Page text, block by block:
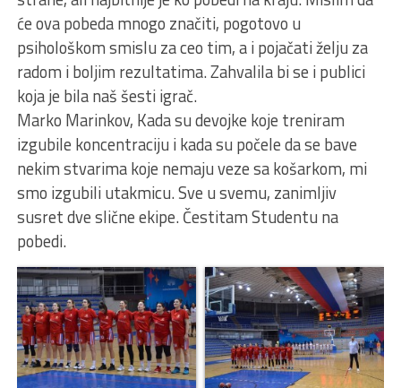
će ova pobeda mnogo značiti, pogotovo u
psihološkom smislu za ceo tim, a i pojačati želju za
radom i boljim rezultatima. Zahvalila bi se i publici
koja je bila naš šesti igrač.
Marko Marinkov, Kada su devojke koje treniram
izgubile koncentraciju i kada su počele da se bave
nekim stvarima koje nemaju veze sa košarkom, mi
smo izgubili utakmicu. Sve u svemu, zanimljiv
susret dve slične ekipe. Čestitam Studentu na
pobedi.